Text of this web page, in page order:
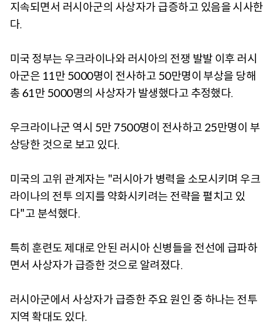
지속되면서 러시아군의 사상자가 급증하고 있음을 시사한
다.
미국 정부는 우크라이나와 러시아의 전쟁 발발 이후 러시
아군은 11만 5000명이 전사하고 50만명이 부상을 당해
총 61만 5000명의 사상자가 발생했다고 추정했다.
우크라이나군 역시 5만 7500명이 전사하고 25만명이 부
상당한 것으로 보고 있다.
미국의 고위 관계자는 "러시아가 병력을 소모시키며 우크
라이나의 전투 의지를 약화시키려는 전략을 펼치고 있
다"고 분석했다.
특히 훈련도 제대로 안된 러시아 신병들을 전선에 급파하
면서 사상자가 급증한 것으로 알려졌다.
러시아군에서 사상자가 급증한 주요 원인 중 하나는 전투
지역 확대도 있다.